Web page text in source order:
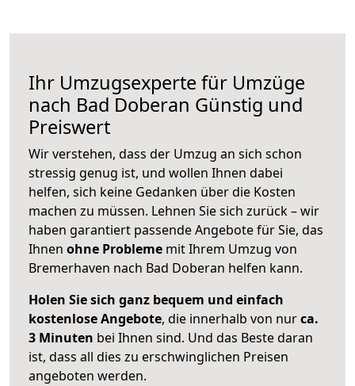
Ihr Umzugsexperte für Umzüge
nach Bad Doberan Günstig und
Preiswert
Wir verstehen, dass der Umzug an sich schon
stressig genug ist, und wollen Ihnen dabei
helfen, sich keine Gedanken über die Kosten
machen zu müssen. Lehnen Sie sich zurück – wir
haben garantiert passende Angebote für Sie, das
Ihnen ohne Probleme mit Ihrem Umzug von
Bremerhaven nach Bad Doberan helfen kann.
Holen Sie sich ganz bequem und einfach
kostenlose Angebote, die innerhalb von nurca.
3 Minuten bei Ihnen sind. Und das Beste daran
ist, dass all dies zu erschwinglichen Preisen
angeboten werden.